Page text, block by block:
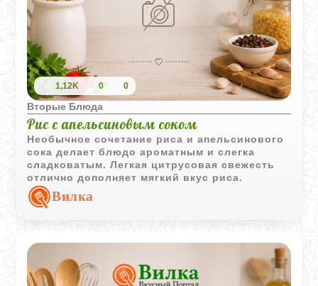
1,12K 0 0
Вторые Блюда
Рис с апельсиновым соком
Необычное сочетание риса и апельсинового
сока делает блюдо ароматным и слегка
сладковатым. Легкая цитрусовая свежесть
отлично дополняет мягкий вкус риса.
Вилка